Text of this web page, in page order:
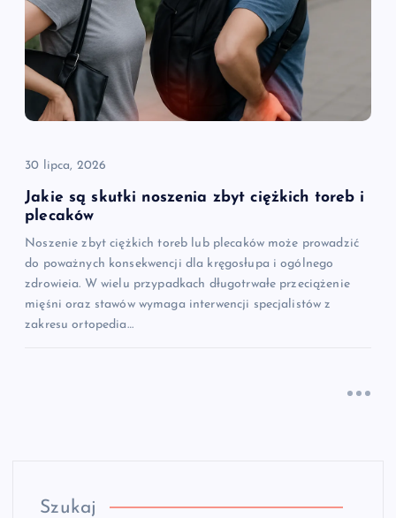
30 lipca, 2026
Jakie są skutki noszenia zbyt ciężkich toreb i
plecaków
Noszenie zbyt ciężkich toreb lub plecaków może prowadzić
do poważnych konsekwencji dla kręgosłupa i ogólnego
zdrowieia. W wielu przypadkach długotrwałe przeciążenie
mięśni oraz stawów wymaga interwencji specjalistów z
zakresu ortopedia…
Szukaj